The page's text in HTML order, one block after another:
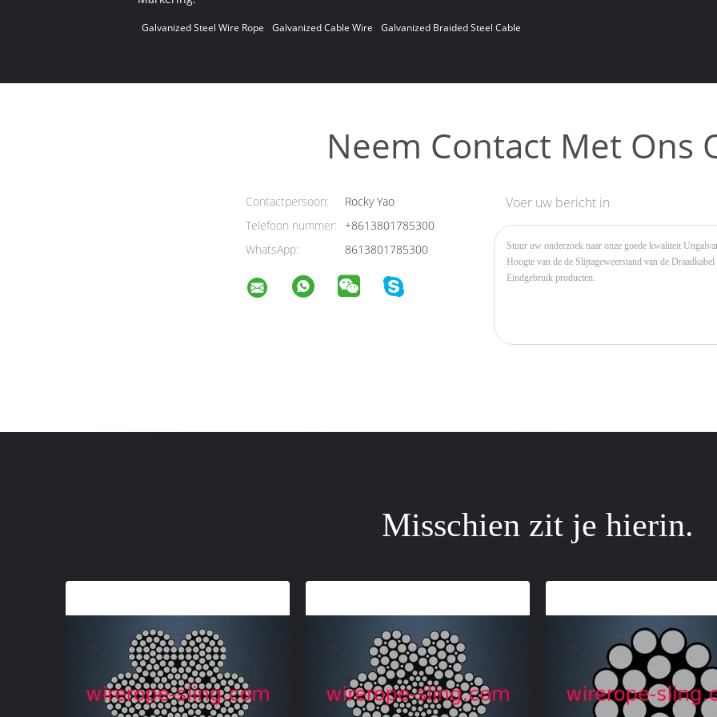
Galvanized Steel Wire Rope Galvanized Cable Wire Galvanized Braided Steel Cable
Neem Contact Met Ons
Contactpersoon:
Rocky Yao
Telefoon nummer: +8613801785300
WhatsApp:
8613801785300
Voer uw bericht in
Misschien zit je hierin.